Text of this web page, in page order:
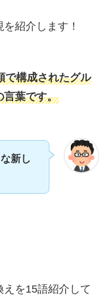
紹介します！
で構成されたグル
言葉です。
新し
を15語紹介して